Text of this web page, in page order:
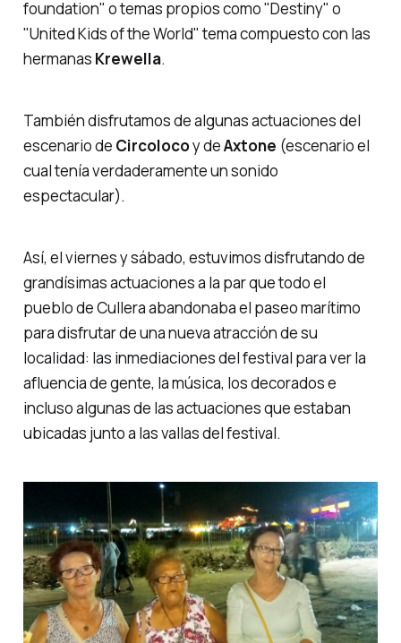
foundation" o temas propios como "Destiny" o
"United Kids of the World" tema compuesto con las
hermanas Krewella.
También disfrutamos de algunas actuaciones del
escenario de Circolocoy deAxtone (escenario el
cual tenía verdaderamente un sonido
espectacular).
Así, el viernes y sábado, estuvimos disfrutando de
grandísimas actuaciones a la par que todo el
pueblo de Cullera abandonaba el paseo marítimo
para disfrutar de una nueva atracción de su
localidad: las inmediaciones del festival para ver la
afluencia de gente, la música, los decorados e
incluso algunas de las actuaciones que estaban
ubicadas junto a las vallas del festival.